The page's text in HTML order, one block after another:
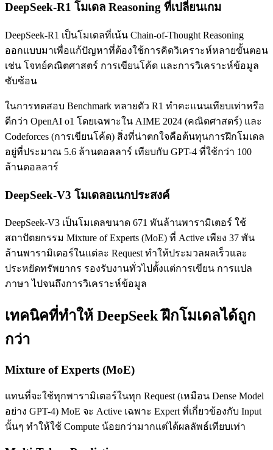
DeepSeek-R1 โมเดล Reasoning ที่เปลี่ยนเกม
DeepSeek-R1 เป็นโมเดลที่เน้น Chain-of-Thought Reasoning
ออกแบบมาเพื่อแก้ปัญหาที่ต้องใช้การคิดวิเคราะห์หลายขั้นตอน
เช่น โจทย์คณิตศาสตร์ การเขียนโค้ด และการวิเคราะห์ข้อมูล
ซับซ้อน
ในการทดสอบ Benchmark หลายตัว R1 ทำคะแนนเทียบเท่าหรือ
ดีกว่า OpenAI o1 โดยเฉพาะใน AIME 2024 (คณิตศาสตร์) และ
Codeforces (การเขียนโค้ด) สิ่งที่น่าตกใจคือต้นทุนการฝึกโมเดล
อยู่ที่ประมาณ 5.6 ล้านดอลลาร์ เทียบกับ GPT-4 ที่ใช้กว่า 100
ล้านดอลลาร์
DeepSeek-V3 โมเดลอเนกประสงค์
DeepSeek-V3 เป็นโมเดลขนาด 671 พันล้านพารามิเตอร์ ใช้
สถาปัตยกรรม Mixture of Experts (MoE) ที่ Active เพียง 37 พัน
ล้านพารามิเตอร์ในแต่ละ Request ทำให้ประมวลผลเร็วและ
ประหยัดทรัพยากร รองรับงานทั่วไปตั้งแต่การเขียน การแปล
ภาษา ไปจนถึงการวิเคราะห์ข้อมูล
เทคนิคที่ทำให้ DeepSeek ฝึกโมเดลได้ถูก
กว่า
Mixture of Experts (MoE)
แทนที่จะใช้ทุกพารามิเตอร์ในทุก Request (เหมือน Dense Model
อย่าง GPT-4) MoE จะ Active เฉพาะ Expert ที่เกี่ยวข้องกับ Input
นั้นๆ ทำให้ใช้ Compute น้อยกว่ามากแต่ได้ผลลัพธ์เทียบเท่า